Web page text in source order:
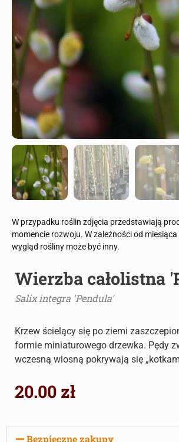
W przypadku roślin zdjęcia przedstawiają
momencie rozwoju. W zależności od
wygląd rośliny może być inny.
Wierzba całolistna
Salix integra 'Pendula'
Krzew ścielący się po ziemi
formie miniaturowego drzewka. Pędy
wczesną wiosną pokrywają się
20.00 zł
Bezpieczne zakupy